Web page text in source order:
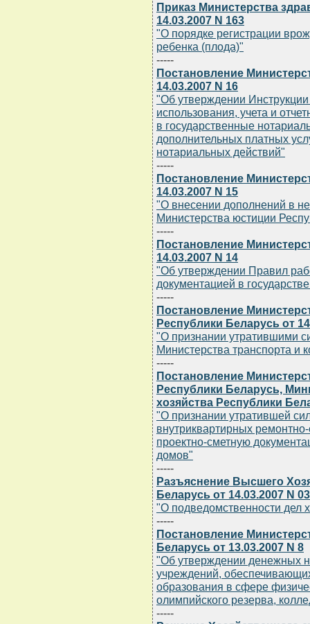
Приказ Министерства
14.03.2007 N 163
"О порядке регистрации
ребенка (плода)"
-----
Постановление
14.03.2007 N 16
"Об утверждении
использования, учета и
в государственные
дополнительных платных
нотариальных действий"
-----
Постановление
14.03.2007 N 15
"О внесении дополнений в
Министерства юстиции
-----
Постановление
14.03.2007 N 14
"Об утверждении Правил
документацией в
-----
Постановление
Республики Беларусь от
"О признании утратившими
Министерства транспорта и
-----
Постановление
Республики Беларусь,
хозяйства Республики
"О признании утратившей
внутриквартирных
проектно-сметную
домов"
-----
Разъяснение Высшего
Беларусь от 14.03.2007 N
"О подведомственности дел
-----
Постановление
Беларусь от 13.03.2007 N 8
"Об утверждении денежных
учреждений,
образования в сфере
олимпийского резерва,
-----